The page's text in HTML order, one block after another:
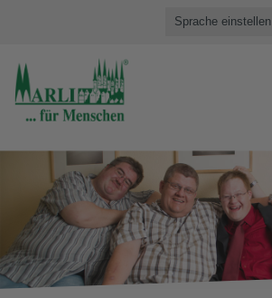
Sprache einstellen